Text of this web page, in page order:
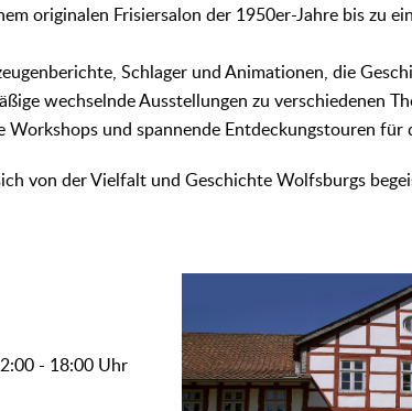
originalen Frisiersalon der 1950er-Jahre bis zu
Schlager und Animationen, die
wechselnde Ausstellungen zu verschiedenen
Workshops und spannende Entdeckungstouren für
von der Vielfalt und Geschichte Wolfsburgs
- 18:00 Uhr